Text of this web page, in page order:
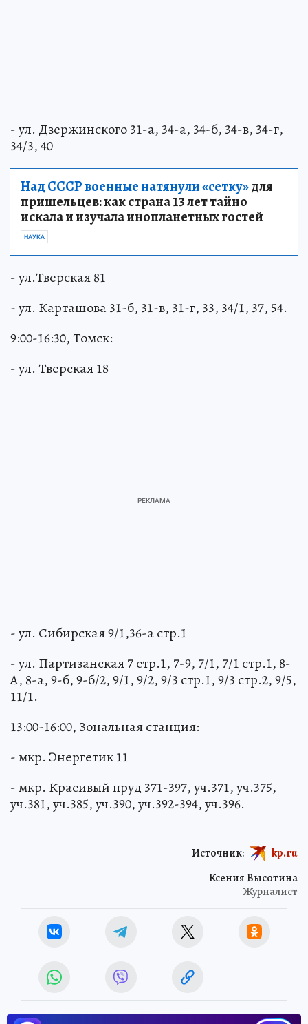
- ул. Дзержинского 31-а, 34-а, 34-б, 34-в, 34-г,
34/3, 40
Над СССР военные натянули «сетку»для
пришельцев: как страна 13 лет тайно
искала и изучала инопланетных гостей
НАУКА
- ул.Тверская 81
- ул. Карташова 31-б, 31-в, 31-г, 33, 34/1, 37, 54.
9:00-16:30, Томск:
- ул. Тверская 18
- ул. Сибирская 9/1,36-а стр.1
- ул. Партизанская 7 стр.1, 7-9, 7/1, 7/1 стр.1, 8-
А, 8-а, 9-б, 9-б/2, 9/1, 9/2, 9/3 стр.1, 9/3 стр.2, 9/5,
11/1.
13:00-16:00, Зональная станция:
- мкр. Энергетик 11
- мкр. Красивый пруд 371-397, уч.371, уч.375,
уч.381, уч.385, уч.390, уч.392-394, уч.396.
Ксения Высотина
Журналист
Источник: kp.ru